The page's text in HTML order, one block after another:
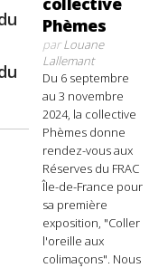
Phèmes
parLouane
Lallemant
Du 6 septembre
au 3 novembre
2024, la collective
Phèmes donne
rendez-vous aux
Réserves du FRAC
Île-de-France pour
sa première
exposition, "Coller
l'oreille aux
colimaçons". Nous